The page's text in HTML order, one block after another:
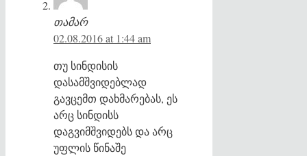
თამარ
02.08.2016 at 1:44 am
თუ სინდისის
დასამშვიდებლად
გავცემთ დახმარებას, ეს
არც სინდისს
დაგვიმშვიდებს და არც
უფლის წინაშე